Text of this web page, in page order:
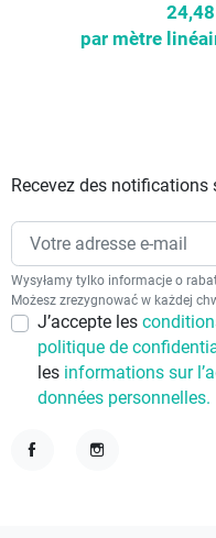
par mètre
Recevez des
Wysyłamy tylko informacje o
Możesz zrezygnować w każdej
J’accepte les
politique de
les informations sur
données personnelles.